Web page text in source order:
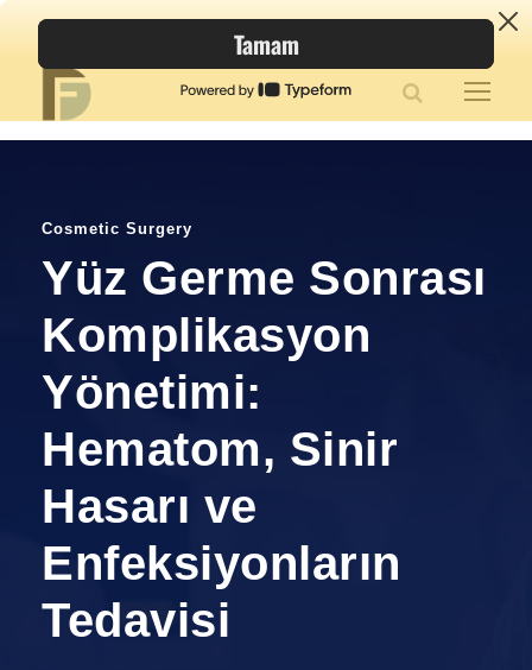
Cosmetic Surgery
Yüz Germe Sonrası
Komplikasyon
Yönetimi:
Hematom, Sinir
Hasarı ve
Enfeksiyonların
Tedavisi